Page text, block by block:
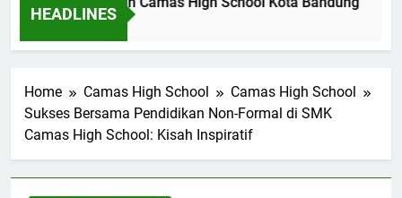
HEADLINES
Home Camas High School
Camas High School
Sukses Bersama Pendidikan Non-Formal di SMK
Camas High School: Kisah Inspiratif